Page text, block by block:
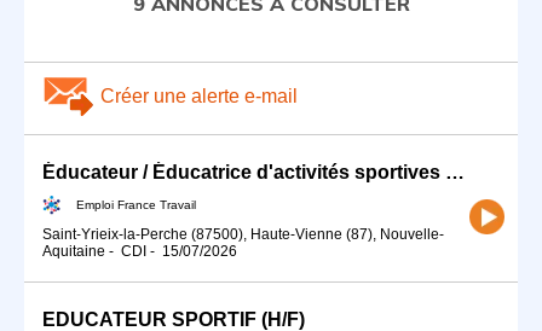
Créer une alerte e-mail
Éducateur / Éducatrice d'activités sportives (H/F)
Emploi France Travail
Saint-Yrieix-la-Perche (87500), Haute-Vienne (87), Nouvelle-
Aquitaine - CDI - 15/07/2026
EDUCATEUR SPORTIF (H/F)